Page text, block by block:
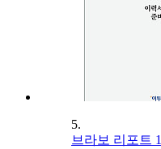
5.
브라보 리포트